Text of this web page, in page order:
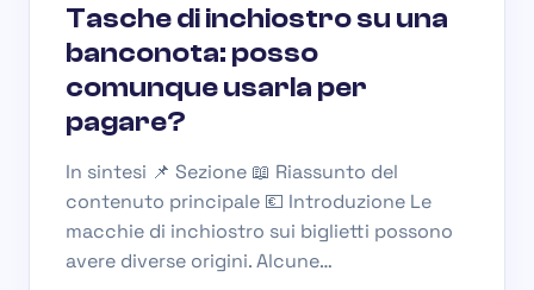
Tasche di inchiostro su una
banconota: posso
comunque usarla per
pagare?
In sintesi 📌 Sezione 📖 Riassunto del
contenuto principale 💶 Introduzione Le
macchie di inchiostro sui biglietti possono
avere diverse origini. Alcune…